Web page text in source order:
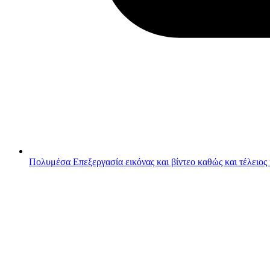
Πολυμέσα Επεξεργασία εικόνας και βίντεο καθώς και τέλειος